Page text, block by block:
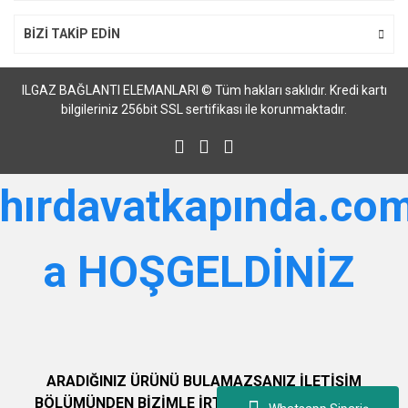
BİZİ TAKİP EDİN
ILGAZ BAĞLANTI ELEMANLARI © Tüm hakları saklıdır. Kredi kartı
bilgileriniz 256bit SSL sertifikası ile korunmaktadır.
a HOŞGELDİNİZ
ARADIĞINIZ ÜRÜNÜ BULAMAZSANIZ İLETİŞİM
BÖLÜMÜNDEN BİZİMLE İRTİBAT KURABİLİRSİNİZ.